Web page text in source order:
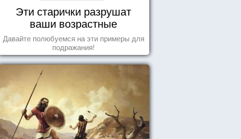
Эти старички разрушат
ваши возрастные
стереотипы
Давайте полюбуемся на эти примеры для
подражания!